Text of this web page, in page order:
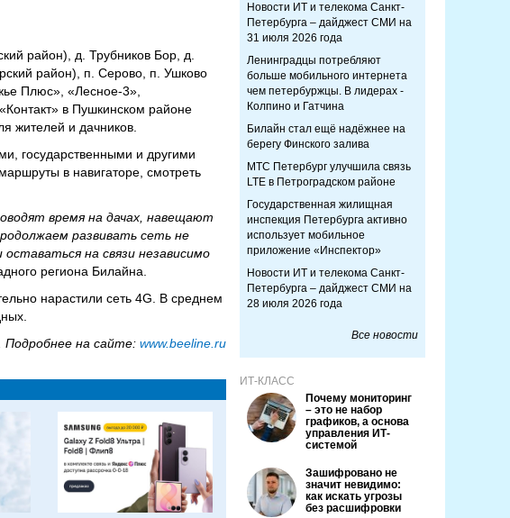
район), д. Трубников Бор, д.
район), п. Серово, п. Ушково
Плюс», «Лесное-3»,
в Пушкинском районе
жителей и дачников.
государственными и другими
в навигаторе, смотреть
время на дачах, навещают
развивать сеть не
на связи независимо
региона Билайна.
нарастили сеть 4G. В среднем
на сайте: www.beeline.ru
Новости ИТ и телекома Санкт-
Петербурга – дайджест СМИ на
31 июля 2026 года
Ленинградцы потребляют
больше мобильного интернета
чем петербуржцы. В лидерах -
Колпино и Гатчина
Билайн стал ещё надёжнее на
берегу Финского залива
МТС Петербург улучшила связь
LTE в Петроградском районе
Государственная жилищная
инспекция Петербурга активно
использует мобильное
приложение «Инспектор»
Новости ИТ и телекома Санкт-
Петербурга – дайджест СМИ на
28 июля 2026 года
Все новости
ИТ-КЛАСС
Почему мониторинг
– это не набор
графиков, а основа
управления ИТ-
системой
Зашифровано не
значит невидимо:
как искать угрозы
без расшифровки